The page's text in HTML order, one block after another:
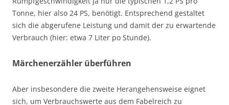
Tonne, hier also 24 PS, benötigt. Entsprechend gestaltet
sich die abgerufene Leistung und damit der zu erwartende
Verbrauch (hier: etwa 7 Liter po Stunde).
Märchenerzähler überführen
Aber insbesondere die zweite Herangehensweise eignet
sich, um Verbrauchswerte aus dem Fabelreich zu